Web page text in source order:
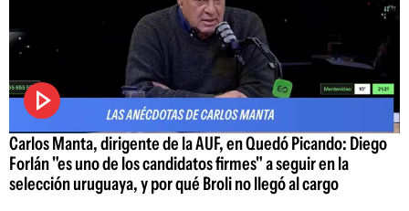
Carlos Manta, dirigente de la AUF, en Quedó Picando: Diego
Forlán "es uno de los candidatos firmes" a seguir en la
selección uruguaya, y por qué Broli no llegó al cargo